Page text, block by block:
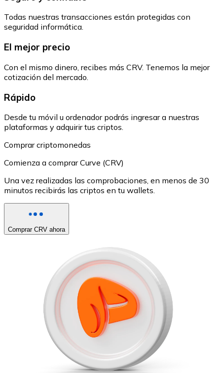
Todas nuestras transacciones están protegidas con
seguridad informática.
El mejor precio
Con el mismo dinero, recibes más CRV. Tenemos la mejor
cotización del mercado.
Rápido
Desde tu móvil u ordenador podrás ingresar a nuestras
plataformas y adquirir tus criptos.
Comprar criptomonedas
Comienza a comprar Curve (CRV)
Una vez realizadas las comprobaciones, en menos de 30
minutos recibirás las criptos en tu wallets.
Comprar CRV ahora